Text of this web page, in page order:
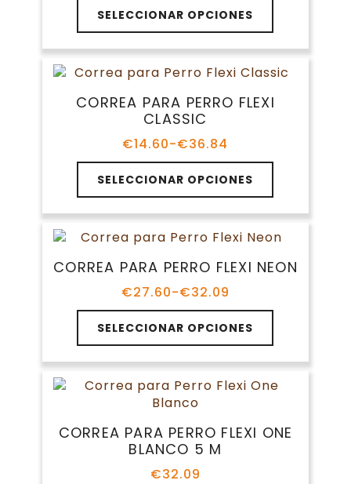
página
de
producto
SELECCIONAR OPCIONES
Este
producto
tiene
múltiples
variantes.
opciones
pueden
elegir
la
página
de
producto
CORREA PARA PERRO FLEXI
CLASSIC
€14.60-€36.84
Rango
de
precios:
desde
€14.60
hasta
€36.84
SELECCIONAR OPCIONES
Este
producto
tiene
múltiples
variantes.
opciones
pueden
elegir
en
la
de
CORREA PARA PERRO FLEXI NEON
€27.60-€32.09
Rango
de
precios:
desde
€27.60
hasta
€32.09
SELECCIONAR OPCIONES
Este
producto
tiene
múltiples
variantes.
se
pueden
CORREA PARA PERRO FLEXI ONE
BLANCO 5 M
€32.09